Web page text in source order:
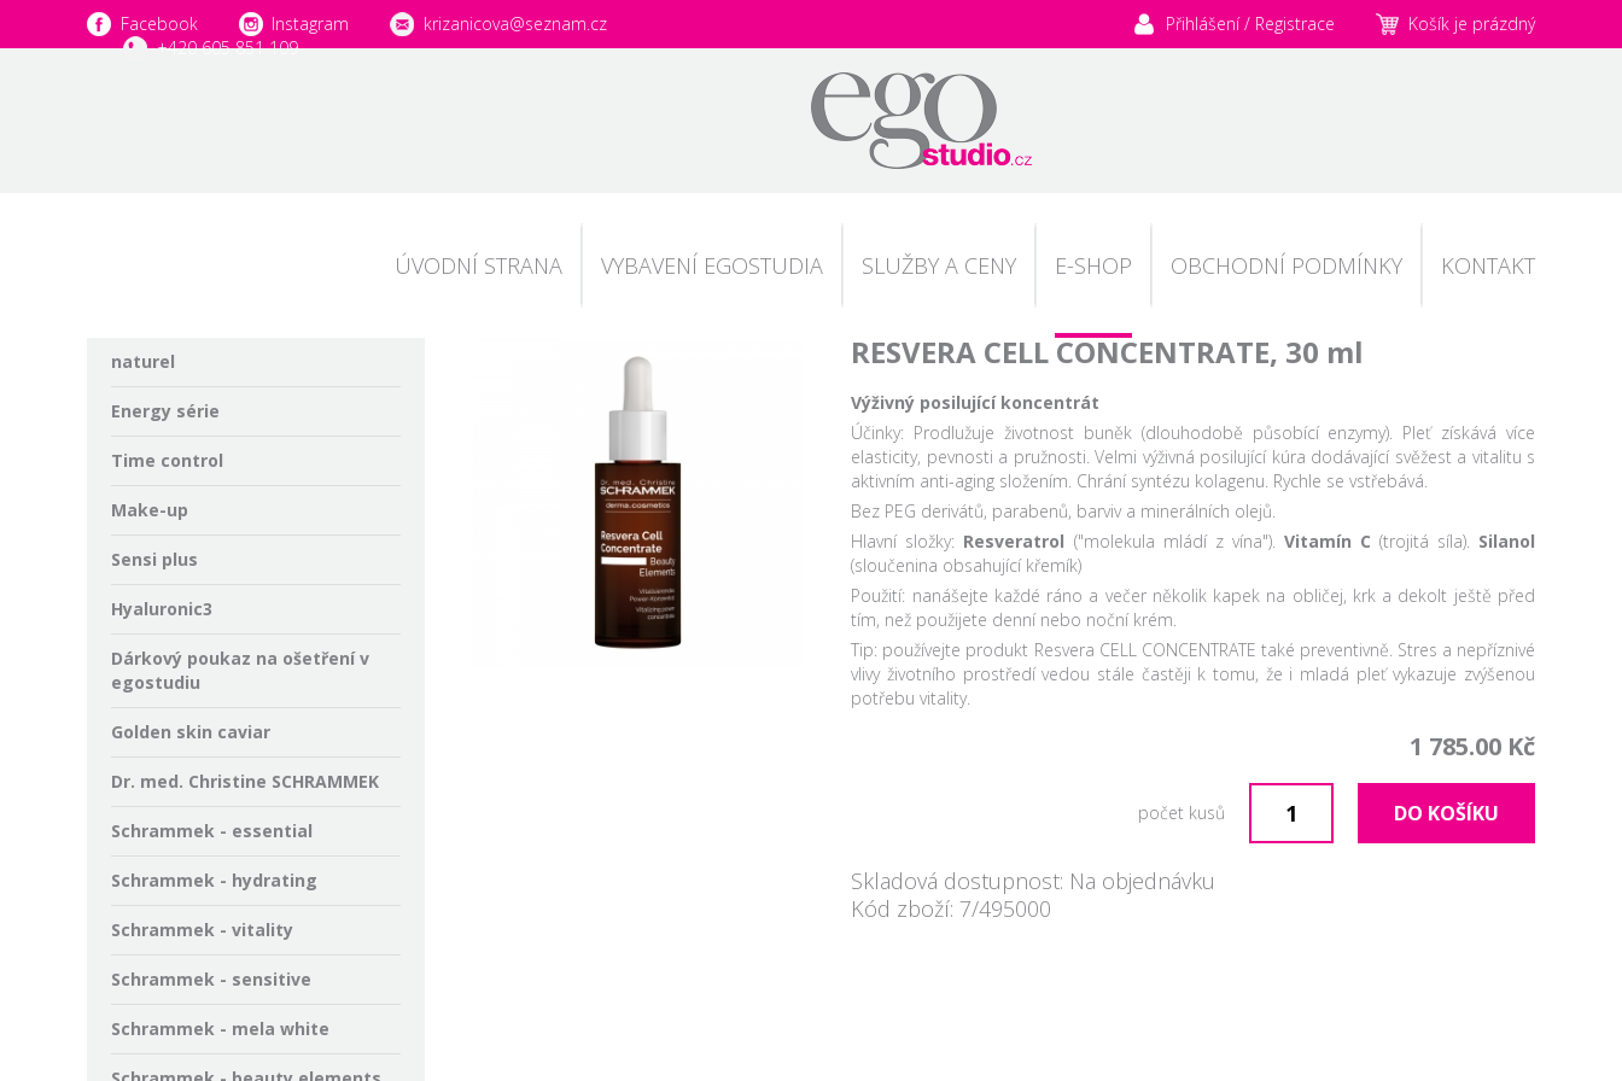
Facebook Instagram
krizanicova@seznam.cz
+420 605 851 109
Přihlášení / Registrace Košík je prázdný
ÚVODNÍ STRANA VYBAVENÍ EGOSTUDIA SLUŽBY A CENY E-SHOP OBCHODNÍ PODMÍNKY KONTAKT
naturel
Energy série
Time control
Make-up
Sensi plus
Hyaluronic3
Dárkový poukaz na ošetření v
egostudiu
Golden skin caviar
Dr. med. Christine SCHRAMMEK
Schrammek - essential
Schrammek - hydrating
Schrammek - vitality
Schrammek - sensitive
Schrammek - mela white
RESVERA CELL CONCENTRATE, 30 ml
Výživný posilující koncentrát
Účinky: Prodlužuje životnost buněk (dlouhodobě působící enzymy). Pleť získává více
elasticity, pevnosti a pružnosti. Velmi výživná posilující kúra dodávající svěžest a vitalitu s
aktivním anti-aging složením. Chrání syntézu kolagenu. Rychle se vstřebává.
Bez PEG derivátů, parabenů, barviv a minerálních olejů.
Hlavní složky: Resveratrol ("molekula mládí z vína"). Vitamín C (trojitá síla). Silanol
(sloučenina obsahující křemík)
Použití: nanášejte každé ráno a večer několik kapek na obličej, krk a dekolt ještě před
tím, než použijete denní nebo noční krém.
Tip: používejte produkt Resvera CELL CONCENTRATE také preventivně. Stres a nepříznivé
vlivy životního prostředí vedou stále častěji k tomu, že i mladá pleť vykazuje zvýšenou
potřebu vitality.
1 785.00 Kč
DO KOŠÍKU
počet kusů
Skladová dostupnost: Na objednávku
Kód zboží: 7/495000